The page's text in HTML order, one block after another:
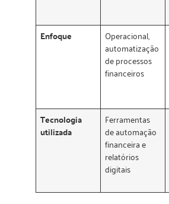
Enfoque
Operacional,
automatização
de processos
financeiros
Tecnologia
utilizada
Ferramentas
de automação
financeira e
relatórios
digitais